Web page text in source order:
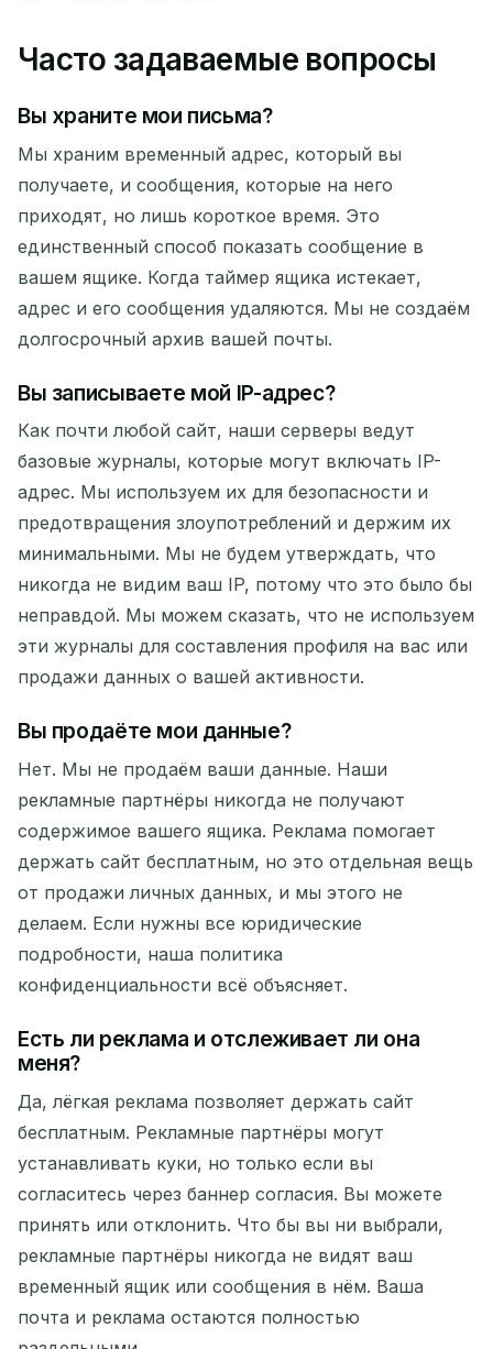
Часто задаваемые вопросы
Вы храните мои письма?
Мы храним временный адрес, который вы
получаете, и сообщения, которые на него
приходят, но лишь короткое время. Это
единственный способ показать сообщение в
вашем ящике. Когда таймер ящика истекает,
адрес и его сообщения удаляются. Мы не создаём
долгосрочный архив вашей почты.
Вы записываете мой IP-адрес?
Как почти любой сайт, наши серверы ведут
базовые журналы, которые могут включать IP-
адрес. Мы используем их для безопасности и
предотвращения злоупотреблений и держим их
минимальными. Мы не будем утверждать, что
никогда не видим ваш IP, потому что это было бы
неправдой. Мы можем сказать, что не используем
эти журналы для составления профиля на вас или
продажи данных о вашей активности.
Вы продаёте мои данные?
Нет. Мы не продаём ваши данные. Наши
рекламные партнёры никогда не получают
содержимое вашего ящика. Реклама помогает
держать сайт бесплатным, но это отдельная вещь
от продажи личных данных, и мы этого не
делаем. Если нужны все юридические
подробности, наша политика
конфиденциальности всё объясняет.
Есть ли реклама и отслеживает ли она
меня?
Да, лёгкая реклама позволяет держать сайт
бесплатным. Рекламные партнёры могут
устанавливать куки, но только если вы
согласитесь через баннер согласия. Вы можете
принять или отклонить. Что бы вы ни выбрали,
рекламные партнёры никогда не видят ваш
временный ящик или сообщения в нём. Ваша
почта и реклама остаются полностью